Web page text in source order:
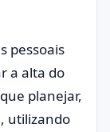
pessoais
a alta do
planejar,
utilizando